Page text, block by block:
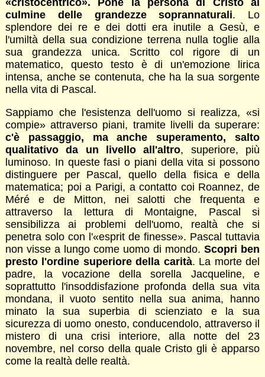
«cristocentrico». Pone la persona di Cristo al
culmine delle grandezze soprannaturali. Lo
splendore dei re e dei dotti era inutile a Gesù, e
l'umiltà della sua condizione terrena nulla toglie alla
sua grandezza unica. Scritto col rigore di un
matematico, questo testo è di un'emozione lirica
intensa, anche se contenuta, che ha la sua sorgente
nella vita di Pascal.
Sappiamo che l'esistenza dell'uomo si realizza, «si
compie» attraverso piani, tramite livelli da superare:
c'è passaggio, ma anche superamento, salto
qualitativo da un livello all'altro, superiore, più
luminoso. In queste fasi o piani della vita si possono
distinguere per Pascal, quello della fisica e della
matematica; poi a Parigi, a contatto coi Roannez, de
Méré e de Mitton, nei salotti che frequenta e
attraverso la lettura di Montaigne, Pascal si
sensibilizza ai problemi dell'uomo, realtà che si
penetra solo con l'«esprit de finesse». Pascal tuttavia
non visse a lungo come uomo di mondo.Scopri ben
presto l'ordine superiore della carità. La morte del
padre, la vocazione della sorella Jacqueline, e
soprattutto l'insoddisfazione profonda della sua vita
mondana, il vuoto sentito nella sua anima, hanno
minato la sua superbia di scienziato e la sua
sicurezza di uomo onesto, conducendolo, attraverso il
mistero di una crisi interiore, alla notte del 23
novembre, nel corso della quale Cristo gli è apparso
come la realtà delle realtà.